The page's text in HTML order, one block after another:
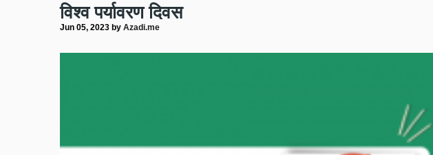
विश्व पर्यावरण दिवस
Jun 05, 2023 by Azadi.me